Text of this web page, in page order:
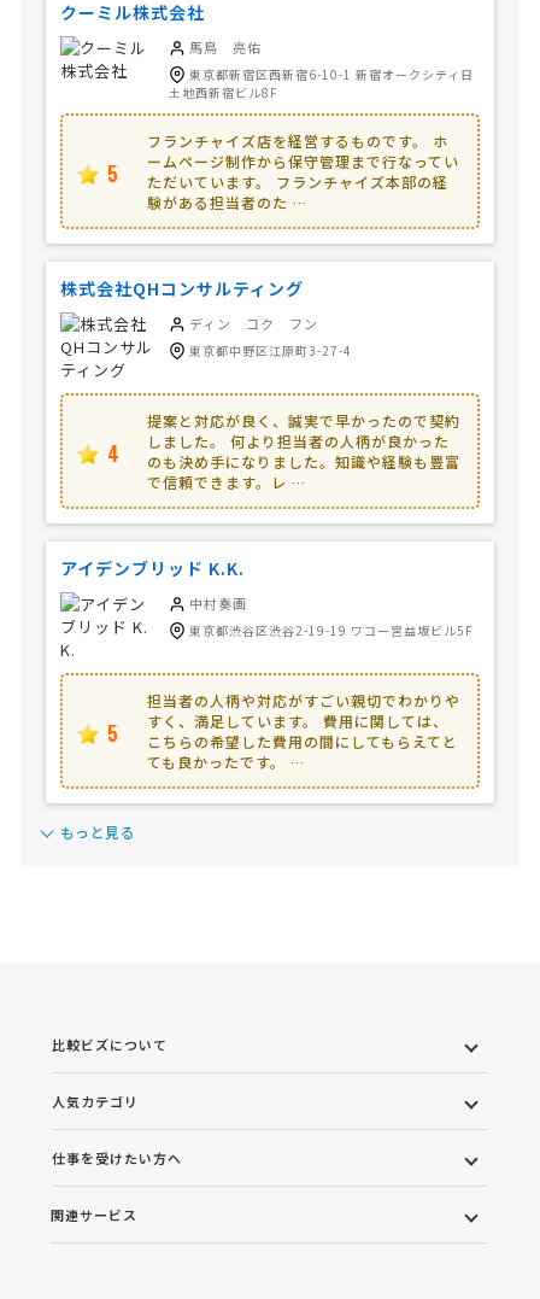
クーミル株式会社
馬鳥 亮佑
東京都新宿区西新宿6-10-1 新宿オークシティ日
土地西新宿ビル8F
5
フランチャイズ店を経営するものです。 ホ
ームページ制作から保守管理まで行なってい
ただいています。 フランチャイズ本部の経
験がある担当者のた …
株式会社QHコンサルティング
ディン コク フン
東京都中野区江原町3-27-4
4
提案と対応が良く、誠実で早かったので契約
しました。 何より担当者の人柄が良かった
のも決め手になりました。知識や経験も豊富
で信頼できます。レ …
アイデンブリッド K.K.
中村奏画
東京都渋谷区渋谷2-19-19 ワコー宮益坂ビル5F
5
担当者の人柄や対応がすごい親切でわかりや
すく、満足しています。 費用に関しては、
こちらの希望した費用の間にしてもらえてと
ても良かったです。 …
もっと見る
比較ビズについて
人気カテゴリ
仕事を受けたい方へ
関連サービス